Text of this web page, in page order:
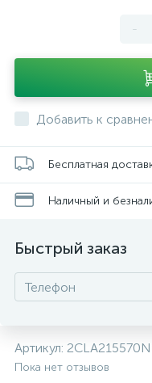
-
Добавить к
Бесплатная
Наличный и
Быстрый заказ
Артикул:
Пока нет отзывов